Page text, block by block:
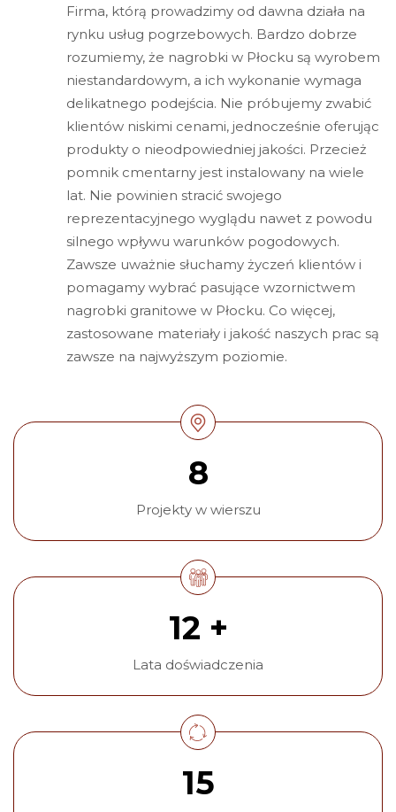
Firma, którą prowadzimy od dawna działa na
rynku usług pogrzebowych. Bardzo dobrze
rozumiemy, że nagrobki w Płocku są wyrobem
niestandardowym, a ich wykonanie wymaga
delikatnego podejścia. Nie próbujemy zwabić
klientów niskimi cenami, jednocześnie oferując
produkty o nieodpowiedniej jakości. Przecież
pomnik cmentarny jest instalowany na wiele
lat. Nie powinien stracić swojego
reprezentacyjnego wyglądu nawet z powodu
silnego wpływu warunków pogodowych.
Zawsze uważnie słuchamy życzeń klientów i
pomagamy wybrać pasujące wzornictwem
nagrobki granitowe w Płocku. Co więcej,
zastosowane materiały i jakość naszych prac są
zawsze na najwyższym poziomie.
8
Projekty w wierszu
12 +
Lata doświadczenia
15